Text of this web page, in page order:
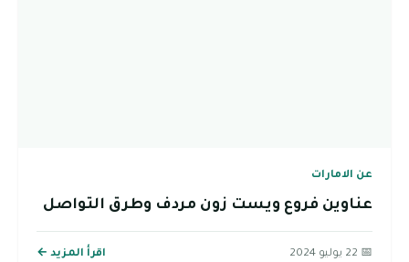
عن الامارات
عناوين فروع ويست زون مردف وطرق التواصل
📅 22 يوليو 2024 اقرأ المزيد ←